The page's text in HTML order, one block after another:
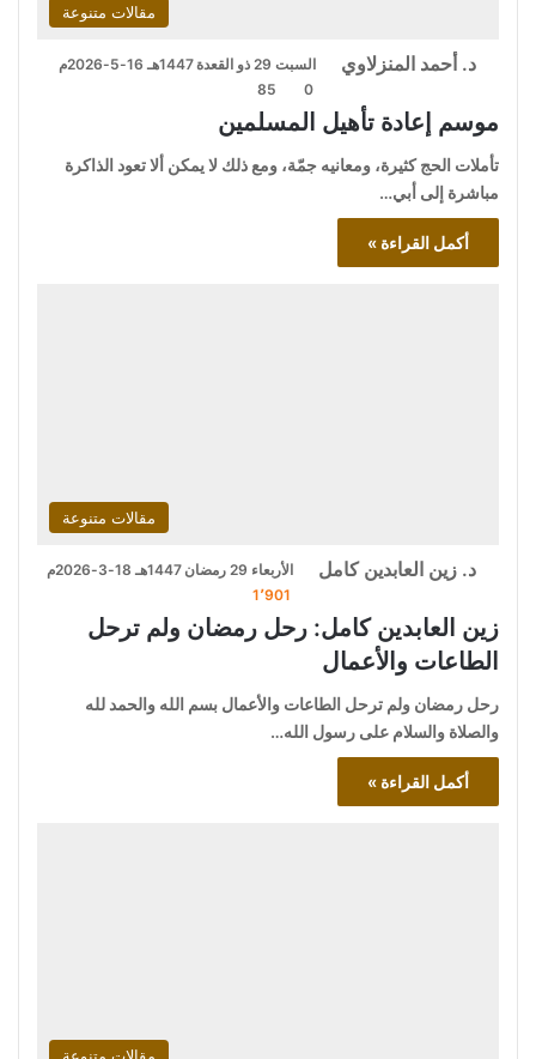
مقالات متنوعة
د. أحمد المنزلاوي
السبت 29 ذو القعدة 1447هـ 16-5-2026م
0
85
موسم إعادة تأهيل المسلمين
تأملات الحج كثيرة، ومعانيه جمّة، ومع ذلك لا يمكن ألا تعود الذاكرة
مباشرة إلى أبي…
أكمل القراءة »
مقالات متنوعة
د. زين العابدين كامل
الأربعاء 29 رمضان 1447هـ 18-3-2026م
1٬901
زين العابدين كامل: رحل رمضان ولم ترحل
الطاعات والأعمال
رحل رمضان ولم ترحل الطاعات والأعمال بسم الله والحمد لله
والصلاة والسلام على رسول الله…
أكمل القراءة »